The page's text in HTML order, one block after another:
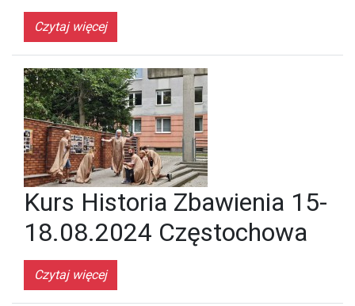
Czytaj więcej
Kurs Historia Zbawienia 15-
18.08.2024 Częstochowa
Czytaj więcej